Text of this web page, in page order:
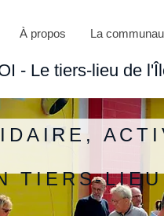
À propos La
- Le tiers-lieu de
TIERS-